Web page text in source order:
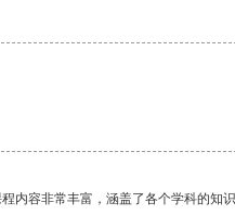
内容非常丰富，涵盖了各个学科的知